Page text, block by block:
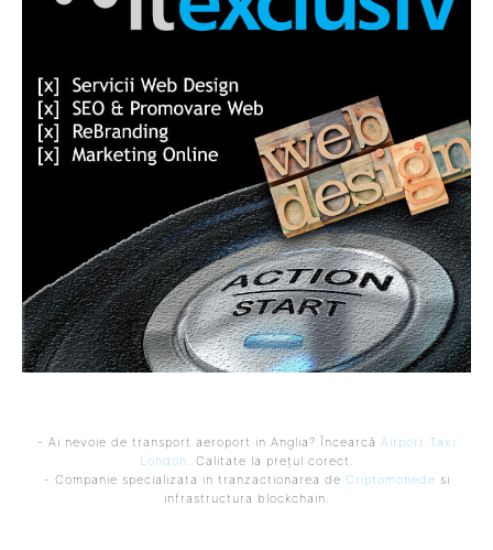
- Ai nevoie de transport aeroport in Anglia? Încearcă Airport Taxi
London . Calitate la prețul corect.
- Companie specializata in tranzactionarea de Criptomonede si
infrastructura blockchain.